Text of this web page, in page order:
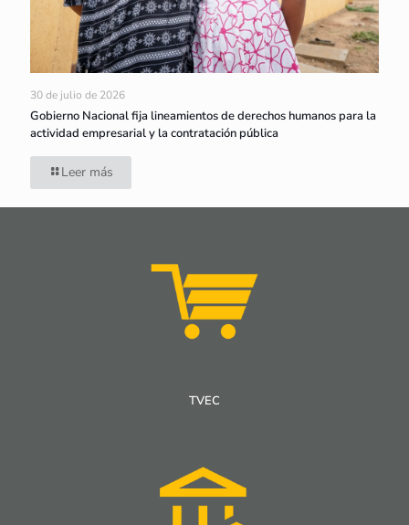
30 de julio de 2026
Gobierno Nacional fija lineamientos de derechos humanos para la
actividad empresarial y la contratación pública
Leer más
TVEC